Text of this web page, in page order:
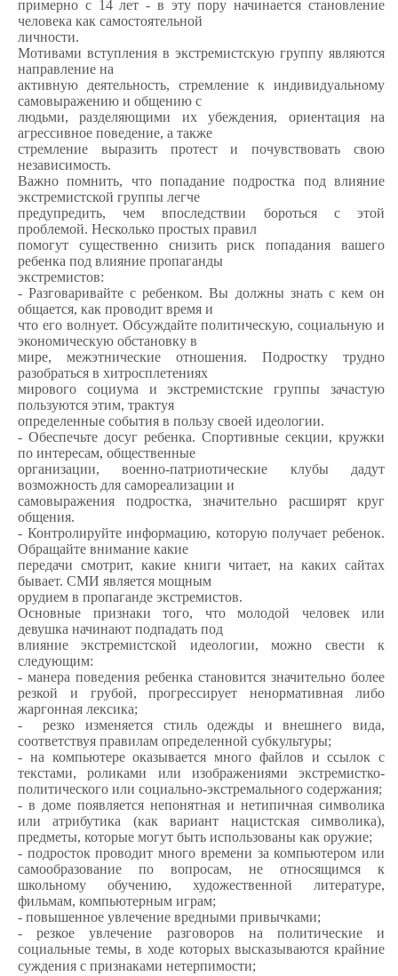
примерно с 14 лет - в эту пору начинается становление
человека как самостоятельной
личности.
Мотивами вступления в экстремистскую группу являются
направление на
активную деятельность, стремление к индивидуальному
самовыражению и общению с
людьми, разделяющими их убеждения, ориентация на
агрессивное поведение, а также
стремление выразить протест и почувствовать свою
независимость.
Важно помнить, что попадание подростка под влияние
экстремистской группы легче
предупредить, чем впоследствии бороться с этой
проблемой. Несколько простых правил
помогут существенно снизить риск попадания вашего
ребенка под влияние пропаганды
экстремистов:
- Разговаривайте с ребенком. Вы должны знать с кем он
общается, как проводит время и
что его волнует. Обсуждайте политическую, социальную и
экономическую обстановку в
мире, межэтнические отношения. Подростку трудно
разобраться в хитросплетениях
мирового социума и экстремистские группы зачастую
пользуются этим, трактуя
определенные события в пользу своей идеологии.
- Обеспечьте досуг ребенка. Спортивные секции, кружки
по интересам, общественные
организации, военно-патриотические клубы дадут
возможность для самореализации и
самовыражения подростка, значительно расширят круг
общения.
- Контролируйте информацию, которую получает ребенок.
Обращайте внимание какие
передачи смотрит, какие книги читает, на каких сайтах
бывает. СМИ является мощным
орудием в пропаганде экстремистов.
Основные признаки того, что молодой человек или
девушка начинают подпадать под
влияние экстремистской идеологии, можно свести к
следующим:
- манера поведения ребенка становится значительно более
резкой и грубой, прогрессирует ненормативная либо
жаргонная лексика;
- резко изменяется стиль одежды и внешнего вида,
соответствуя правилам определенной субкультуры;
- на компьютере оказывается много файлов и ссылок с
текстами, роликами или изображениями экстремистко-
политического или социально-экстремального содержания;
- в доме появляется непонятная и нетипичная символика
или атрибутика (как вариант нацистская символика),
предметы, которые могут быть использованы как оружие;
- подросток проводит много времени за компьютером или
самообразование по вопросам, не относящимся к
школьному обучению, художественной литературе,
фильмам, компьютерным играм;
- повышенное увлечение вредными привычками;
- резкое увлечение разговоров на политические и
социальные темы, в ходе которых высказываются крайние
суждения с признаками нетерпимости;